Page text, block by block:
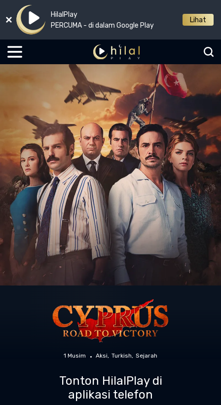
HilalPlay
PERCUMA - di dalam Google Play
Lihat
1 Musim Aksi Turkish Sejarah
Tonton HilalPlay di
aplikasi telefon